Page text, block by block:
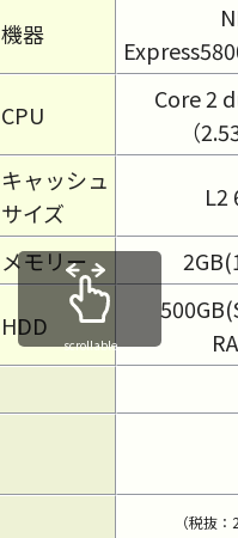
機器
CPU
Core 2
（
キャッシュ
サイズ
L2
メモリー
HDD
（税抜
scrollable